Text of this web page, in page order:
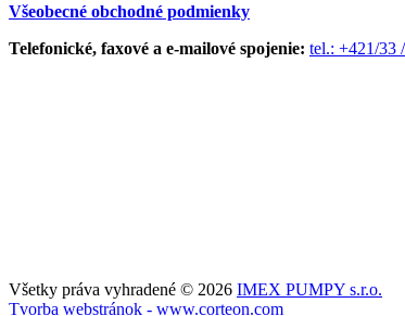
Všeobecné obchodné podmienky
Telefonické, faxové a e-mailové spojenie: tel.: +421/33
Všetky práva vyhradené © 2026 IMEX PUMPY s.r.o.
Tvorba webstránok - www.corteon.com